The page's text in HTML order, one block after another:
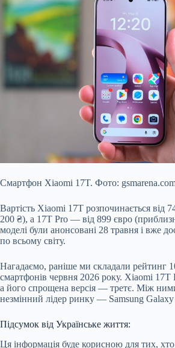
Смартфон Xiaomi 17T. Фото:
Вартість Xiaomi 17T розпочинається від
200 ₴), а 17T Pro — від 899 євро
моделі були анонсовані 28 травня і вже
по всьому світу.
Нагадаємо, раніше ми складали рейтинг
смартфонів червня 2026 року. Xiaomi 17T
а його спрощена версія — третє. Між
незмінний лідер ринку — Samsung
Підсумок від Українське життя:
Ця інформація буде корисною для тих,